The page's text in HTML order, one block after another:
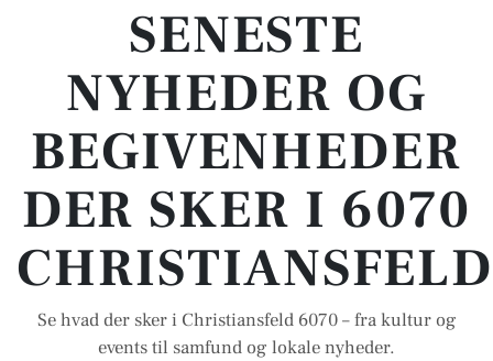
SENESTE
NYHEDER OG
BEGIVENHEDER
DER SKER I 6070
Se hvad der sker i Christiansfeld 6070 – fra kultur og
events til samfund og lokale nyheder.